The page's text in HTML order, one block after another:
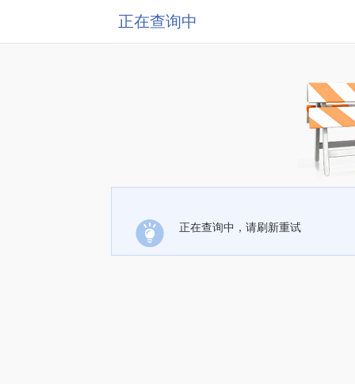
正在查询中
正在查询中，请刷新重试